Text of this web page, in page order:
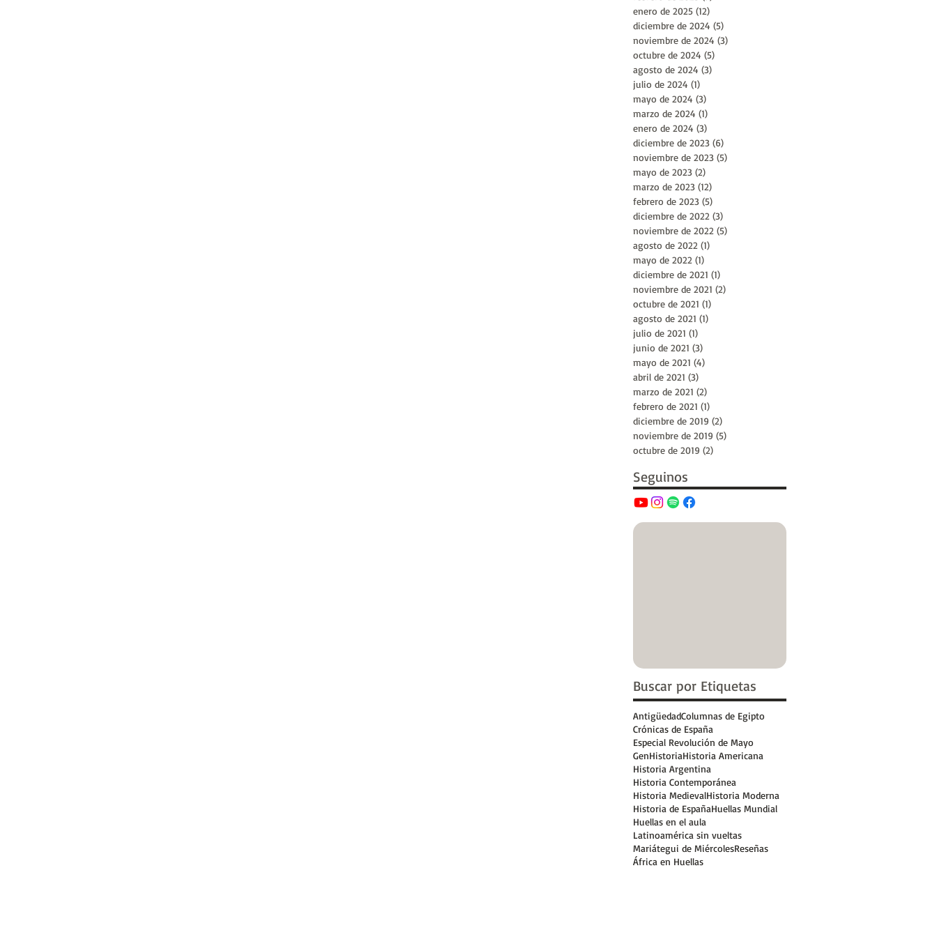
enero de 2025 (12)
diciembre de 2024 (5)
noviembre de 2024 (3)
octubre de 2024 (5)
agosto de 2024 (3)
julio de 2024 (1)
mayo de 2024 (3)
marzo de 2024 (1)
enero de 2024 (3)
diciembre de 2023 (6)
noviembre de 2023 (5)
mayo de 2023 (2)
marzo de 2023 (12)
febrero de 2023 (5)
diciembre de 2022 (3)
noviembre de 2022 (5)
agosto de 2022 (1)
mayo de 2022 (1)
diciembre de 2021 (1)
noviembre de 2021 (2)
octubre de 2021 (1)
agosto de 2021 (1)
julio de 2021 (1)
junio de 2021 (3)
mayo de 2021 (4)
abril de 2021 (3)
marzo de 2021 (2)
febrero de 2021 (1)
diciembre de 2019 (2)
noviembre de 2019 (5)
octubre de 2019 (2)
Seguinos
Buscar por Etiquetas
AntigüedadColumnas de Egipto
Crónicas de España
Especial Revolución de Mayo
GenHistoriaHistoria Americana
Historia Argentina
Historia Contemporánea
Historia MedievalHistoria Moderna
Historia de EspañaHuellas Mundial
Huellas en el aula
Latinoamérica sin vueltas
Mariátegui de MiércolesReseñas
África en Huellas